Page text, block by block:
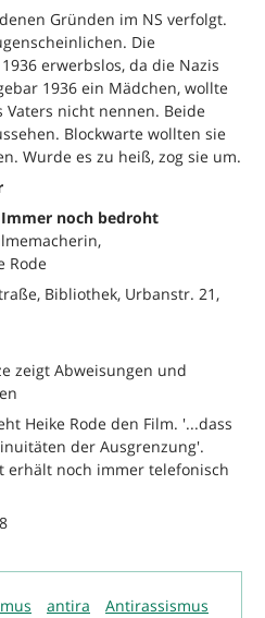
Gründen im NS verfolgt.
Die
erwerbslos, da die Nazis
1936 ein Mädchen, wollte
nicht nennen. Beide
Blockwarte wollten sie
Wurde es zu heiß, zog sie um.
Immer noch bedroht
Rode
Bibliothek, Urbanstr. 21,
zeigt Abweisungen und
Heike Rode den Film. '...dass
der Ausgrenzung'.
erhält noch immer telefonisch
antira
Antirassismus